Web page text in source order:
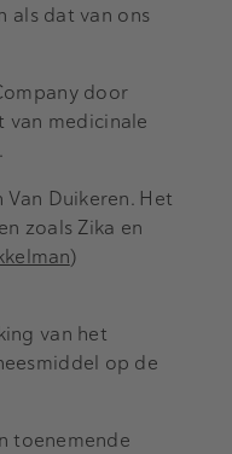
als dat van ons
door
van medicinale
Duikeren. Het
zoals Zika en
)
van het
op de
toenemende